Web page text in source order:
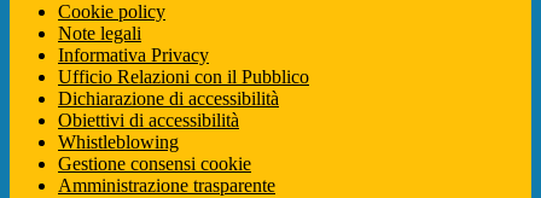
Cookie policy
Note legali
Informativa Privacy
Ufficio Relazioni con il Pubblico
Dichiarazione di accessibilità
Obiettivi di accessibilità
Whistleblowing
Gestione consensi cookie
Amministrazione trasparente